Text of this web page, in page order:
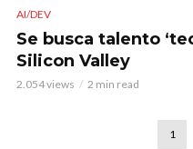
AI/DEV
Se busca talento
Silicon Valley
2.054 views 2 min read
1